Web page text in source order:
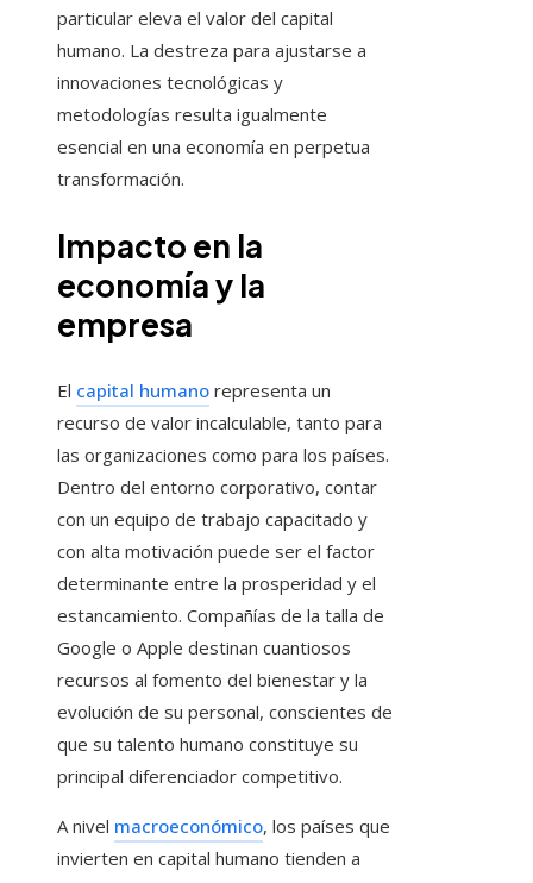
particular eleva el valor del capital
humano. La destreza para ajustarse a
innovaciones tecnológicas y
metodologías resulta igualmente
esencial en una economía en perpetua
transformación.
Impacto en la
economía y la
empresa
El capital humano representa un
recurso de valor incalculable, tanto para
las organizaciones como para los países.
Dentro del entorno corporativo, contar
con un equipo de trabajo capacitado y
con alta motivación puede ser el factor
determinante entre la prosperidad y el
estancamiento. Compañías de la talla de
Google o Apple destinan cuantiosos
recursos al fomento del bienestar y la
evolución de su personal, conscientes de
que su talento humano constituye su
principal diferenciador competitivo.
A nivel macroeconómico, los países que
invierten en capital humano tienden a